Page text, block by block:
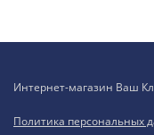
Интернет-магазин Ваш
Политика персональных